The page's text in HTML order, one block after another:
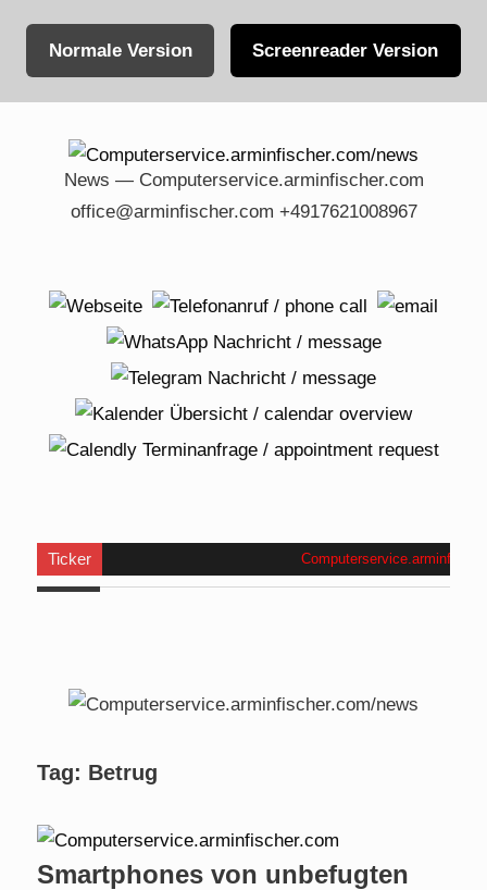
Normale Version Screenreader Version
content
News — Computerservice.arminfischer.com
office@arminfischer.com +4917621008967
Ticker
Tag: Betrug
Smartphones von unbefugten